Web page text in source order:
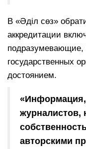
В «Әділ сөз»
аккредитации
подразумевающие,
государственных
достоянием.
«Информация,
журналистов,
авторскими